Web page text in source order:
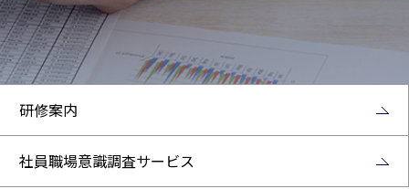
研修案内
社員職場意識調査サービス